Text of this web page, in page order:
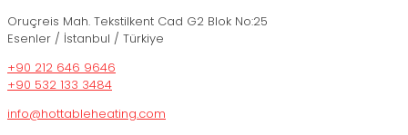
Oruçreis Mah. Tekstilkent Cad G2 Blok No:25
Esenler / İstanbul / Türkiye
+90 212 646 9646
+90 532 133 3484
info@hottableheating.com